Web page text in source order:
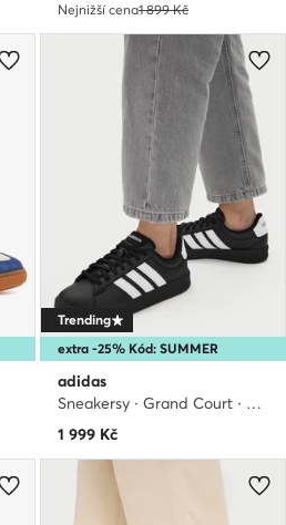
Nejnižší cena1 899 Kč
extra -25% Kód: SUMMER
Trending
adidas
Sneakersy · Grand Court · Černá
1 999 Kč